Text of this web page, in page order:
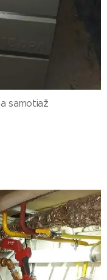
samotiaž